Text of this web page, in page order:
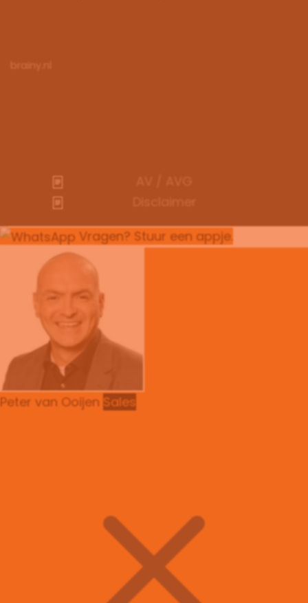
Vragen? Stuur een appje.
Peter van Ooijen Sales